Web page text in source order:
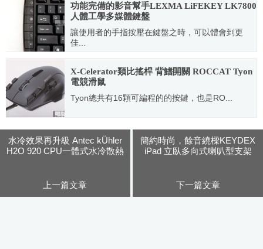
功能完備的影音幫手LEXMA LiFEKEY LK7800
人體工學多媒體鍵盤
讓使用者的手指按壓在鍵盤之時，可以體會到更
佳...
X-Celerator類比搖桿 背鰭開關 ROCCAT Tyon
電競滑鼠
Tyon總共有16顆可編程的的按鍵，也是RO...
水冷效果再升級 Antec kÜhler
H2O 920 CPU一體式水冷散熱
上一篇文章
簡約時尚，餘音繞樑KEYDEX
iPad 立臥多向式喇叭型支架
下一篇文章